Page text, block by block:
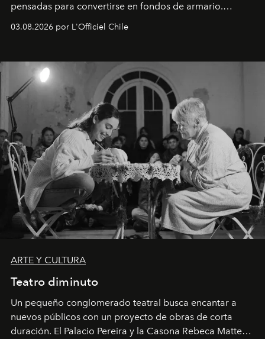
pensadas para convertirse en fondos de armario.
Disponible en Chile desde el 6 de agosto.
03.08.2026 por L'Officiel Chile
ARTE Y CULTURA
Teatro diminuto
Un pequeño conglomerado teatral busca encantar a
nuevos públicos con un proyecto de obras de corta
duración. El Palacio Pereira y la Casona Rebeca Matte